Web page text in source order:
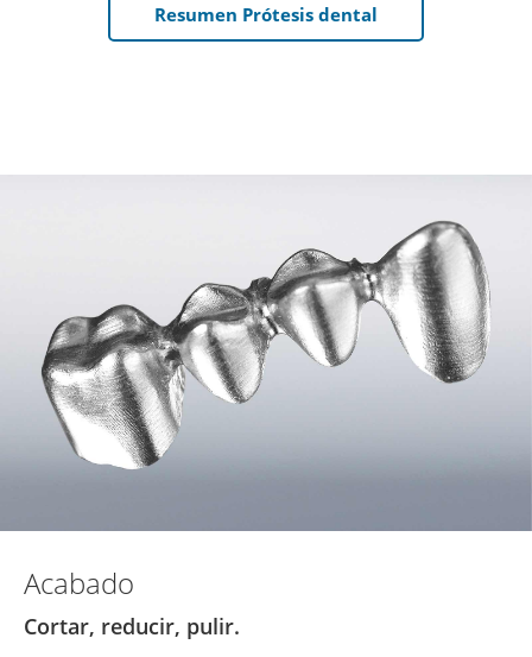
Resumen Prótesis dental
Acabado
Cortar, reducir, pulir.